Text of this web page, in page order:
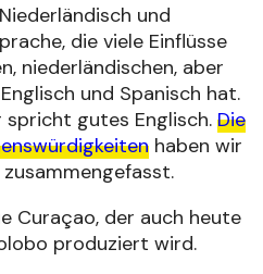
und
die viele Einflüsse
niederländischen, aber
und Spanisch hat.
spricht gutes Englisch. Die
haben wir
Curaçao, der auch heute
produziert wird.